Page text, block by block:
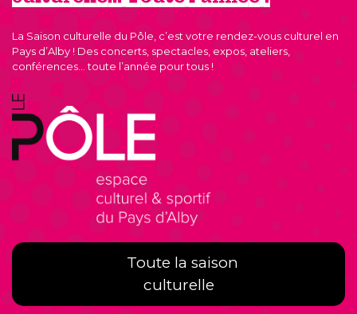
La Saison culturelle du Pôle, c’est votre rendez-vous culturel en
Pays d’Alby ! Des concerts, spectacles, expos, ateliers,
conférences… toute l’année pour tous !
Toute la saison
culturelle